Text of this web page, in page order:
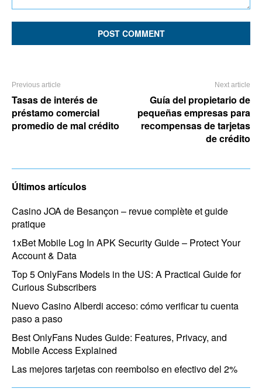
Previous article
Tasas de interés de
préstamo comercial
promedio de mal crédito
Next article
Guía del propietario de
pequeñas empresas para
recompensas de tarjetas
de crédito
Últimos artículos
Casino JOA de Besançon – revue complète et guide
pratique
1xBet Mobile Log In APK Security Guide – Protect Your
Account & Data
Top 5 OnlyFans Models in the US: A Practical Guide for
Curious Subscribers
Nuevo Casino Alberdi acceso: cómo verificar tu cuenta
paso a paso
Best OnlyFans Nudes Guide: Features, Privacy, and
Mobile Access Explained
Las mejores tarjetas con reembolso en efectivo del 2%